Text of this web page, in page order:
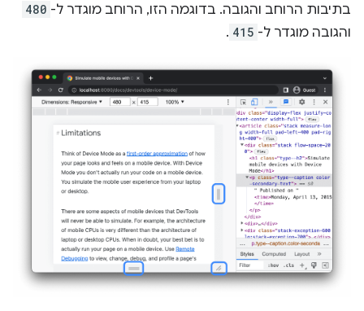
בתיבות הרוחב והגובה. בדוגמה הזו, הרוחב מוגדר ל- 480
והגובה מוגדר ל- 415
.